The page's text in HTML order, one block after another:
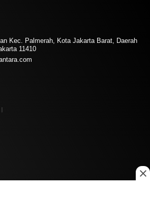
Kec. Palmerah, Kota Jakarta Barat, Daerah
11410